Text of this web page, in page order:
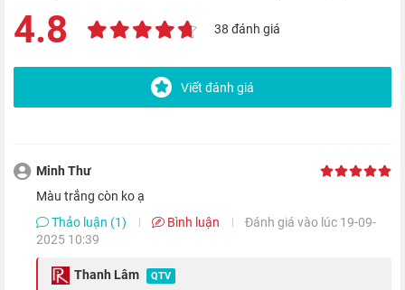
nét tự động trong khoảng cách 2 cm, giúp bạn có thể tạo nên
những tuyệt tác chỉ bằng một chạm. Ngoài ra, Ultra Wide còn
có khả năng quay cảnh chuyển động tua nhanh thời gian hoặc
chuyển động chậm, cho phép bạn có thể tạo nên những thước
4.8 38 đánh giá
Viết đánh giá
Minh Thư
màu trắng còn ko ạ
Thảo luận (1)
Bình luận
Đánh giá vào lúc 19-09-
2025 10:39
Thanh Lâm QTV